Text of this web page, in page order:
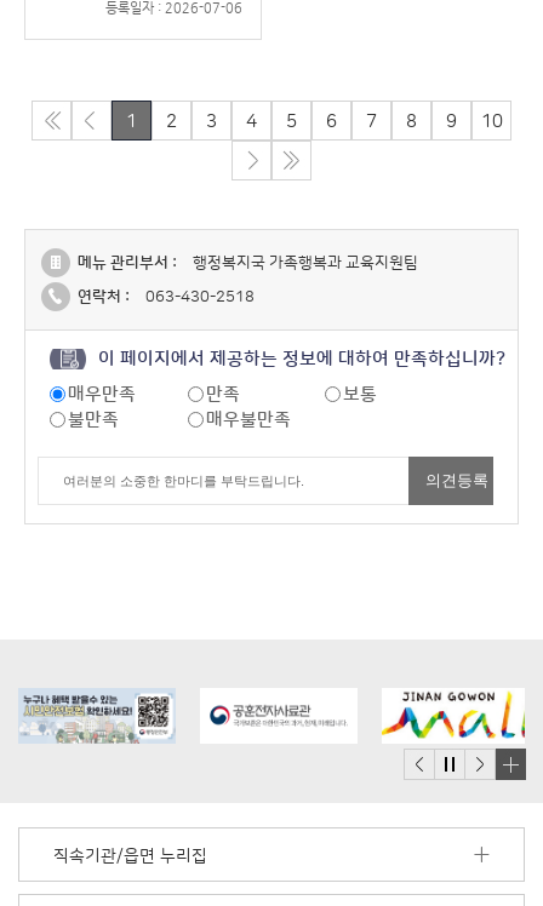
등록일자 : 2026-07-06
1 2 3 4 5 6 7 8 9 10
메뉴 관리부서 :
행정복지국 가족행복과 교육지원팀
연락처 :
063-430-2518
이 페이지에서 제공하는 정보에 대하여 만족하십니까?
매우만족
만족
보통
불만족
매우불만족
더
직속기관/읍면 누리집